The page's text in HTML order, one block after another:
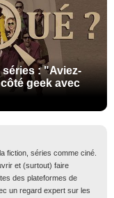
: "Aviez-
geek avec
fiction, séries comme ciné.
et (surtout) faire
des plateformes de
un regard expert sur les